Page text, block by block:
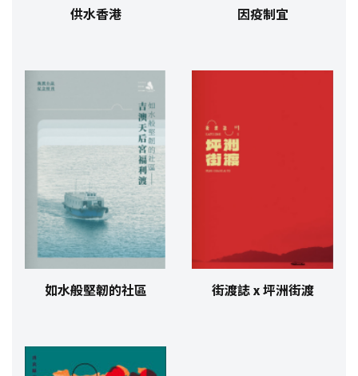
供水香港 因疫制宜
如水般堅韌的社區 街渡誌 x 坪洲街渡